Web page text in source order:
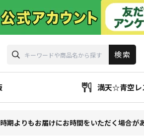
満天☆青空レ
期よりもお届けにお時間をいただく場合が